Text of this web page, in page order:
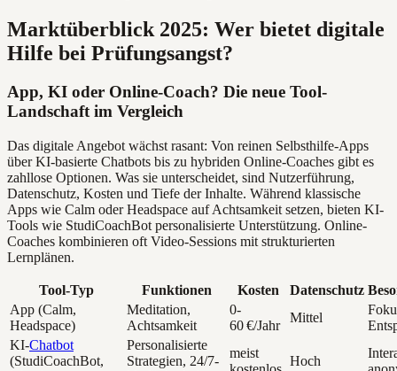
Marktüberblick 2025: Wer bietet digitale
Hilfe bei Prüfungsangst?
App, KI oder Online-Coach? Die neue Tool-
Landschaft im Vergleich
Das digitale Angebot wächst rasant: Von reinen Selbsthilfe-Apps
über KI-basierte Chatbots bis zu hybriden Online-Coaches gibt es
zahllose Optionen. Was sie unterscheidet, sind Nutzerführung,
Datenschutz, Kosten und Tiefe der Inhalte. Während klassische
Apps wie Calm oder Headspace auf Achtsamkeit setzen, bieten KI-
Tools wie StudiCoachBot personalisierte Unterstützung. Online-
Coaches kombinieren oft Video-Sessions mit strukturierten
Lernplänen.
Tool-Typ Funktionen Kosten Datenschutz
App (Calm,
Headspace)
Meditation,
Achtsamkeit
0-
60 €/Jahr
Mittel
KI-Chatbot
(StudiCoachBot,
Personalisierte
Strategien, 24/7-
meist
Hoch